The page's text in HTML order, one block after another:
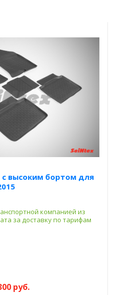
с высоким бортом для
компанией из
за доставку по тарифам
руб.